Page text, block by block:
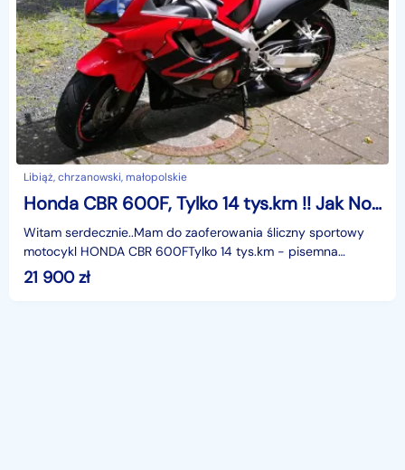
Libiąż, chrzanowski, małopolskie
Honda CBR 600F, Tylko 14 tys.km !! Jak Nowy !!
Witam serdecznie..Mam do zaoferowania śliczny sportowy
motocykl HONDA CBR 600FTylko 14 tys.km - pisemna
gwarancja przebiegu !Motocykl w bardzo dobrym i bardzo ł
21 900zł